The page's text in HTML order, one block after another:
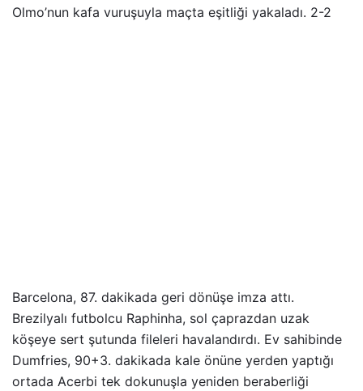
Olmo’nun kafa vuruşuyla maçta eşitliği yakaladı. 2-2
Barcelona, 87. dakikada geri dönüşe imza attı.
Brezilyalı futbolcu Raphinha, sol çaprazdan uzak
köşeye sert şutunda fileleri havalandırdı. Ev sahibinde
Dumfries, 90+3. dakikada kale önüne yerden yaptığı
ortada Acerbi tek dokunuşla yeniden beraberliği